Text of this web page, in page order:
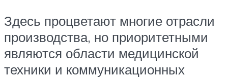
Здесь процветают многие отрасли
производства, но приоритетными
являются области медицинской
техники и коммуникационных